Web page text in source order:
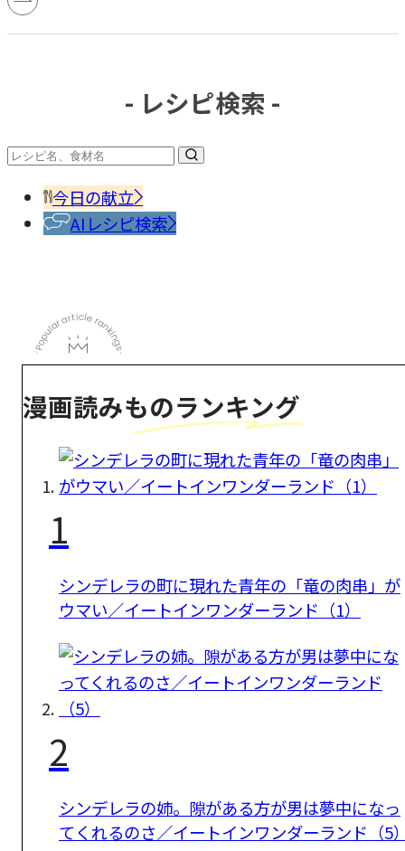
- レシピ検索 -
今日の献立
AIレシピ検索
漫画読みものランキング
1
シンデレラの町に現れた青年の「竜の肉串」が
ウマい／イートインワンダーランド（1）
2
シンデレラの姉。隙がある方が男は夢中になっ
てくれるのさ／イートインワンダーランド（5